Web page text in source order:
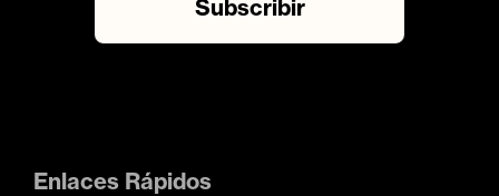
Enlaces Rápidos